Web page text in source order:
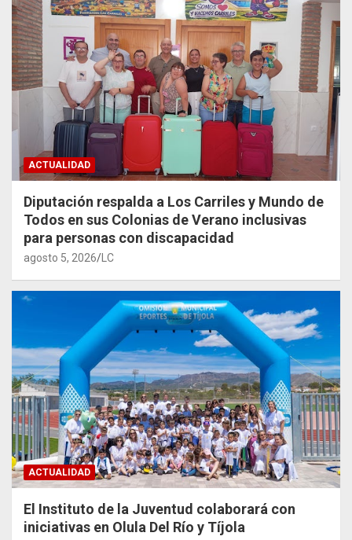
ACTUALIDAD
Diputación respalda a Los Carriles y Mundo de
Todos en sus Colonias de Verano inclusivas
para personas con discapacidad
agosto 5, 2026 LC
ACTUALIDAD
El Instituto de la Juventud colaborará con
iniciativas en Olula Del Río y Tíjola